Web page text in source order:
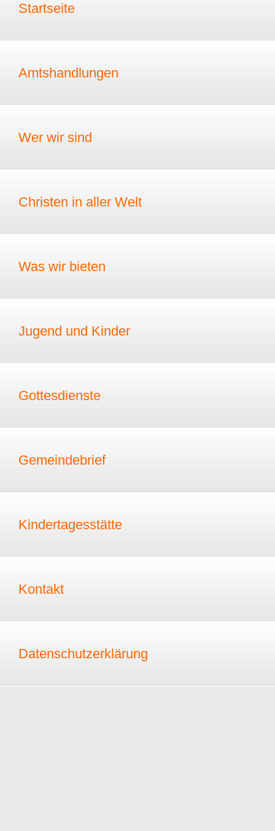
Startseite
Amtshandlungen
Wer wir sind
Christen in aller Welt
Was wir bieten
Jugend und Kinder
Gottesdienste
Gemeindebrief
Kindertagesstätte
Kontakt
Datenschutzerklärung